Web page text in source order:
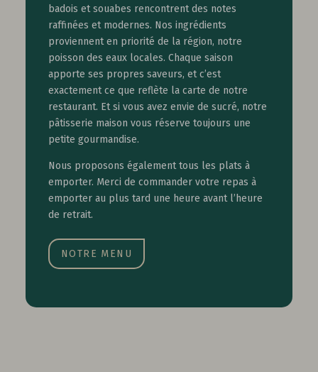
badois et souabes rencontrent des notes
raffinées et modernes. Nos ingrédients
proviennent en priorité de la région, notre
poisson des eaux locales. Chaque saison
apporte ses propres saveurs, et c’est
exactement ce que reflète la carte de notre
restaurant. Et si vous avez envie de sucré, notre
pâtisserie maison vous réserve toujours une
petite gourmandise.
Nous proposons également tous les plats à
emporter. Merci de commander votre repas à
emporter au plus tard une heure avant l’heure
de retrait.
NOTRE MENU